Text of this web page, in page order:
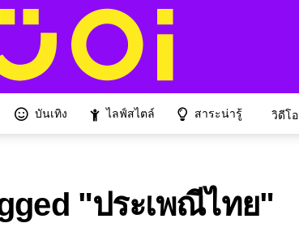
บันเทิง ไลฟ์สไตล์ สาระน่ารู้ วิดีโอ
"ประเพณีไทย"